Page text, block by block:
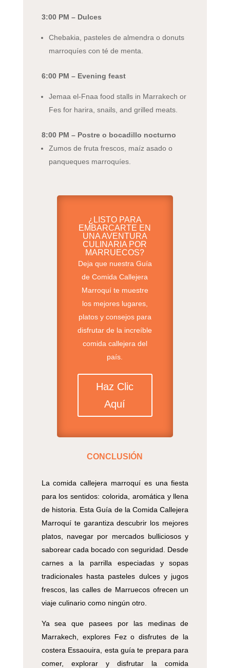
3:00 PM – Dulces
Chebakia, pasteles de almendra o donuts
marroquíes con té de menta.
6:00 PM – Evening feast
Jemaa el-Fnaa food stalls in Marrakech or
Fes for harira, snails, and grilled meats.
8:00 PM – Postre o bocadillo nocturno
Zumos de fruta frescos, maíz asado o
panqueques marroquíes.
¿LISTO PARA
EMBARCARTE EN
UNA AVENTURA
CULINARIA POR
MARRUECOS?
Deja que nuestra Guía
de Comida Callejera
Marroquí te muestre
los mejores lugares,
platos y consejos para
disfrutar de la increíble
comida callejera del
país.
Haz Clic
Aquí
CONCLUSIÓN
La comida callejera marroquí es una fiesta
para los sentidos: colorida, aromática y llena
de historia. Esta Guía de la Comida Callejera
Marroquí te garantiza descubrir los mejores
platos, navegar por mercados bulliciosos y
saborear cada bocado con seguridad. Desde
carnes a la parrilla especiadas y sopas
tradicionales hasta pasteles dulces y jugos
frescos, las calles de Marruecos ofrecen un
viaje culinario como ningún otro.
Ya sea que pasees por las medinas de
Marrakech, explores Fez o disfrutes de la
costera Essaouira, esta guía te prepara para
comer, explorar y disfrutar la comida